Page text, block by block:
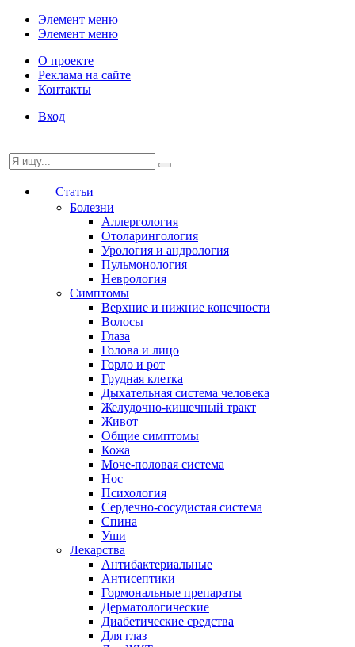
Элемент меню
Элемент меню
О проекте
Реклама на сайте
Контакты
Вход
Статьи
Болезни
Аллергология
Отоларингология
Урология и андрология
Пульмонология
Неврология
Симптомы
Верхние и нижние конечности
Волосы
Глаза
Голова и лицо
Горло и рот
Грудная клетка
Дыхательная система человека
Желудочно-кишечный тракт
Живот
Общие симптомы
Кожа
Моче-половая система
Нос
Психология
Сердечно-сосудистая система
Спина
Уши
Лекарства
Антибактериальные
Антисептики
Гормональные препараты
Дерматологические
Диабетические средства
Для глаз